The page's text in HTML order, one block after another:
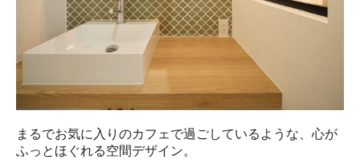
まるでお気に入りのカフェで過ごしているような、心が
ふっとほぐれる空間デザイン。